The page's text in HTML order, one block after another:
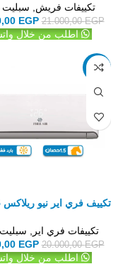
تكييفات فريش سبليت
21.000,00EGP
EGP
اطلب من خلال
-13%
تكييفات فري اير
20.000,00EGP
EGP
اطلب من خلال